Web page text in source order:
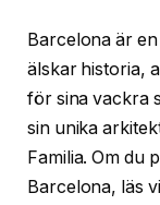
Barcelona är
älskar historia,
för sina vackra
sin unika
Familia. Om du
Barcelona, ​​läs